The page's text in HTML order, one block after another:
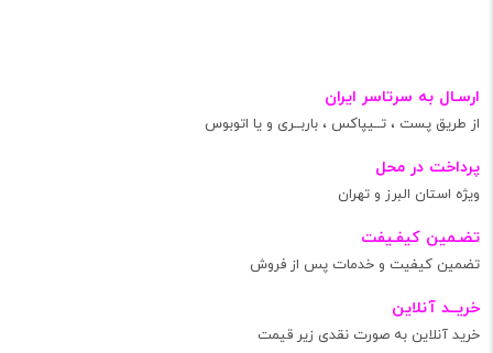
ارسـال به سرتاسر ایران
از طریق پست ، تــیپاکس ، باربــری و یا اتوبوس
پرداخت در محل
ویژه استان البرز و تهران
تضـمین کیفـیفت
تضمین کیفیت و خدمات پس از فروش
خریــد آنلاین
خرید آنلاین به صورت نقدی زیر قیمت